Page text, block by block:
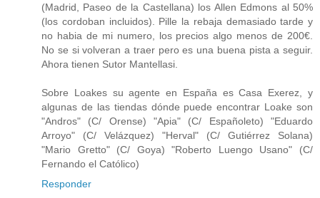
(Madrid, Paseo de la Castellana) los Allen Edmons al 50%
(los cordoban incluidos). Pille la rebaja demasiado tarde y
no habia de mi numero, los precios algo menos de 200€.
No se si volveran a traer pero es una buena pista a seguir.
Ahora tienen Sutor Mantellasi.
Sobre Loakes su agente en España es Casa Exerez, y
algunas de las tiendas dónde puede encontrar Loake son
"Andros" (C/ Orense) "Apia" (C/ Españoleto) "Eduardo
Arroyo" (C/ Velázquez) "Herval" (C/ Gutiérrez Solana)
"Mario Gretto" (C/ Goya) "Roberto Luengo Usano" (C/
Fernando el Católico)
Responder